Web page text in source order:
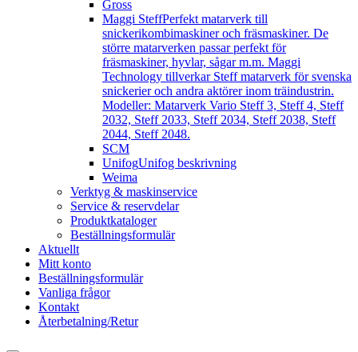
Gross
Maggi SteffPerfekt matarverk till
snickerikombimaskiner och fräsmaskiner. De
större matarverken passar perfekt för
fräsmaskiner, hyvlar, sågar m.m. Maggi
Technology tillverkar Steff matarverk för svenska
snickerier och andra aktörer inom träindustrin.
Modeller: Matarverk Vario Steff 3, Steff 4, Steff
2032, Steff 2033, Steff 2034, Steff 2038, Steff
2044, Steff 2048.
SCM
UnifogUnifog beskrivning
Weima
Verktyg & maskinservice
Service & reservdelar
Produktkataloger
Beställningsformulär
Aktuellt
Mitt konto
Beställningsformulär
Vanliga frågor
Kontakt
Återbetalning/Retur